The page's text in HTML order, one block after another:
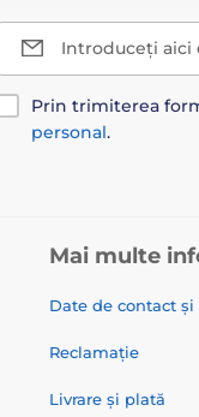
Introduceți aici
Prin trimiterea
personal.
Mai multe
Date de contact
Reclamație
Livrare și plată